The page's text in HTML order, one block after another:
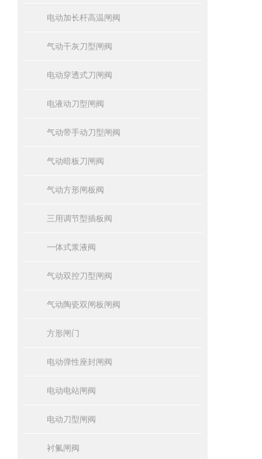
电动加长杆高温闸阀
气动干灰刀型闸阀
电动穿透式刀闸阀
电液动刀型闸阀
气动带手动刀型闸阀
气动暗板刀闸阀
气动方形闸板阀
三用调节型插板阀
一体式浆液阀
气动双控刀型闸阀
气动陶瓷双闸板闸阀
方形闸门
电动弹性座封闸阀
电动电站闸阀
电动刀型闸阀
衬氟闸阀